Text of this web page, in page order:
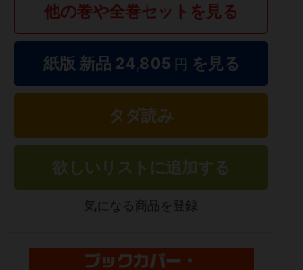
他の巻や全巻セットを見る
紙版 新品 24,805 円 を見る
タダ読み
欲しいリストに追加する
気になる商品を登録